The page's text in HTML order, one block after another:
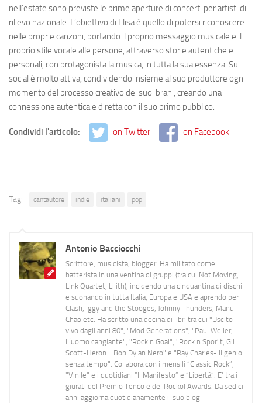
nell’estate sono previste le prime aperture di concerti per artisti di
rilievo nazionale. L’obiettivo di Elisa è quello di potersi riconoscere
nelle proprie canzoni, portando il proprio messaggio musicale e il
proprio stile vocale alle persone, attraverso storie autentiche e
personali, con protagonista la musica, in tutta la sua essenza. Sui
social è molto attiva, condividendo insieme al suo produttore ogni
momento del processo creativo dei suoi brani, creando una
connessione autentica e diretta con il suo primo pubblico.
Condividi l'articolo: on Twitter on Facebook
Tag: cantautore indie italiani pop
Antonio Bacciocchi
Scrittore, musicista, blogger. Ha militato come
batterista in una ventina di gruppi (tra cui Not Moving,
Link Quartet, Lilith), incidendo una cinquantina di dischi
e suonando in tutta Italia, Europa e USA e aprendo per
Clash, Iggy and the Stooges, Johnny Thunders, Manu
Chao etc. Ha scritto una decina di libri tra cui "Uscito
vivo dagli anni 80", "Mod Generations", "Paul Weller,
L’uomo cangiante", "Rock n Goal", "Rock n Spor"t, Gil
Scott-Heron Il Bob Dylan Nero" e "Ray Charles- Il genio
senza tempo". Collabora con i mensili “Classic Rock”,
"Vinile" e i quotidiani “Il Manifesto” e “Libertà”. E' tra i
giurati del Premio Tenco e del Rockol Awards. Da sedici
anni aggiorna quotidianamente il suo blog